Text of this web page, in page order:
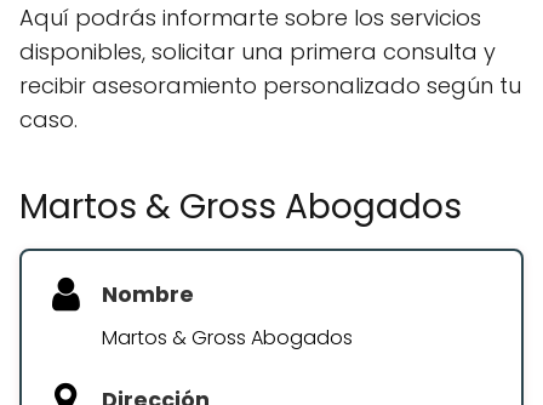
Aquí podrás informarte sobre los servicios
disponibles, solicitar una primera consulta y
recibir asesoramiento personalizado según tu
caso.
Martos & Gross Abogados
Nombre
Martos & Gross Abogados